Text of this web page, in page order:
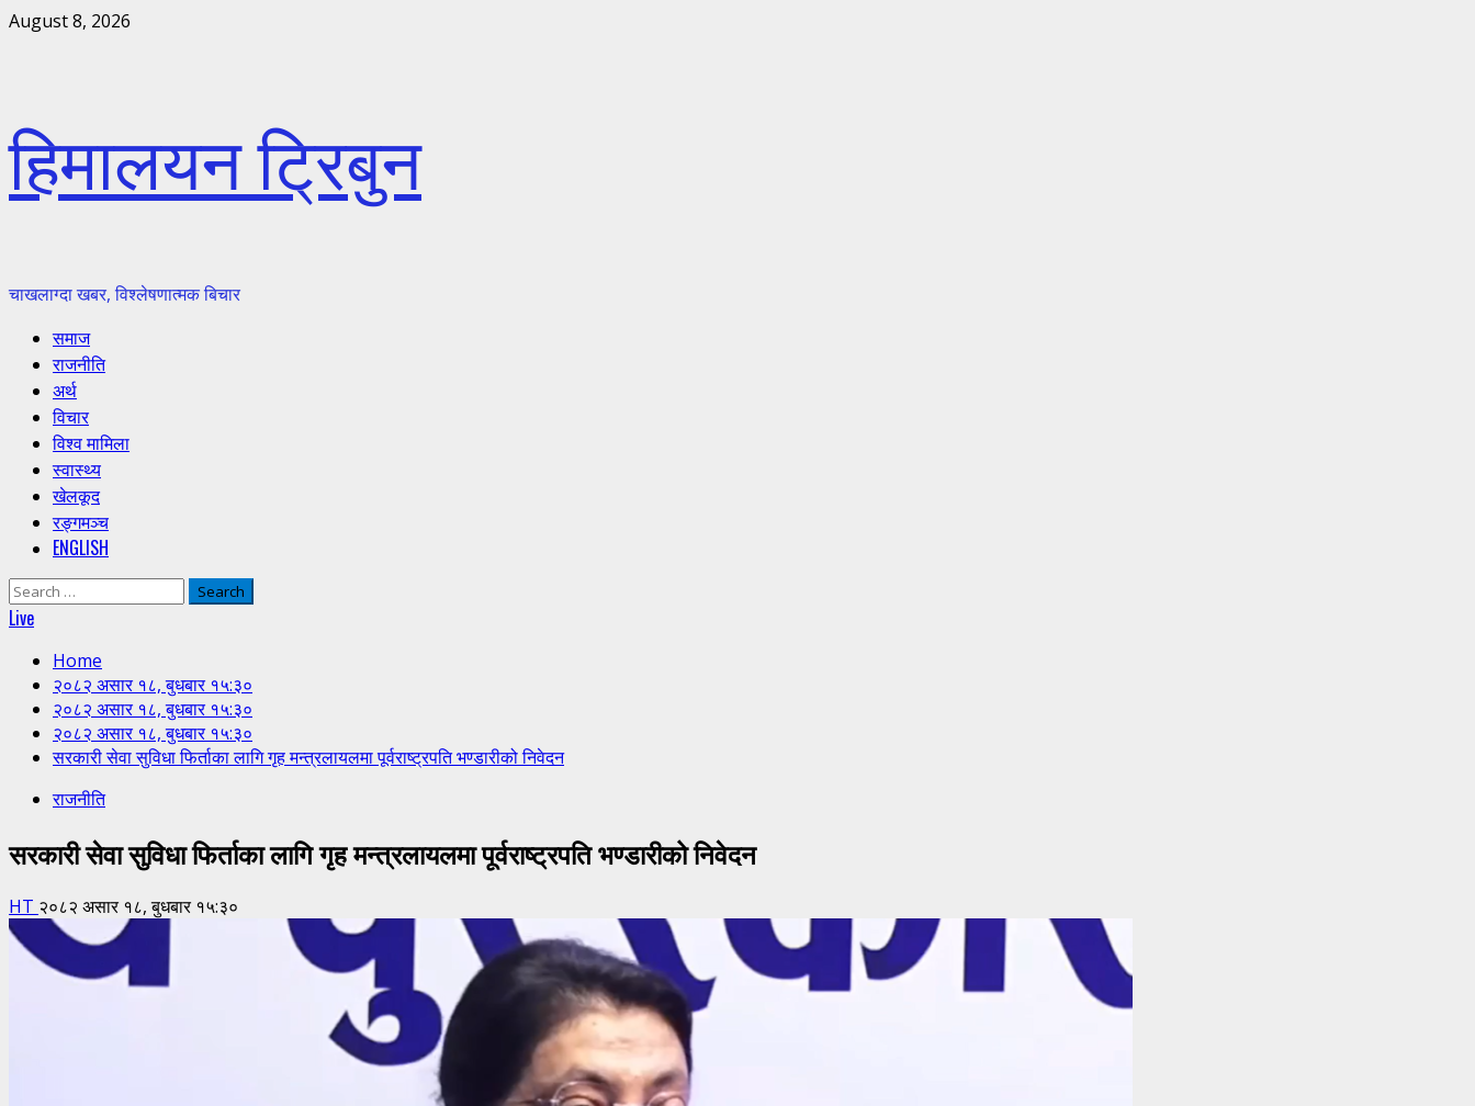
Skip
August 8, 2026
हिमालयन ट्रिबुन
चाखलाग्दा खबर, विश्लेषणात्मक बिचार
Primary
Menu
समाज
राजनीति
अर्थ
विचार
विश्व मामिला
स्वास्थ्य
खेलकूद
रङ्गमञ्च
ENGLISH
Search
for:
Live
Home
२०८२ असार १८, बुधबार १५:३०
२०८२ असार १८, बुधबार १५:३०
२०८२ असार १८, बुधबार १५:३०
सरकारी सेवा सुविधा फिर्ताका लागि गृह मन्त्रलायलमा पूर्वराष्ट्रपति भण्डारीको निवेदन
राजनीति
सरकारी सेवा सुविधा फिर्ताका लागि गृह मन्त्रलायलमा पूर्वराष्ट्रपति भण्डारीको निवेदन
HT २०८२ असार १८, बुधबार १५:३०